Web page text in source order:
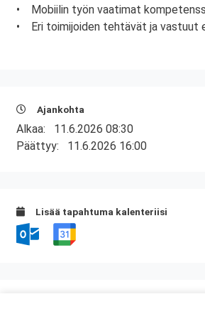
• Mobiilin työn vaatimat
• Eri toimijoiden tehtävät ja vastuut
Ajankohta
Alkaa: 11.6.2026 08:30
Päättyy: 11.6.2026 16:00
Lisää tapahtuma kalenteriisi